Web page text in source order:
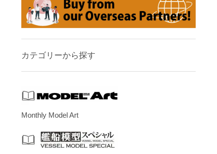
カテゴリーから探す
Monthly Model Art